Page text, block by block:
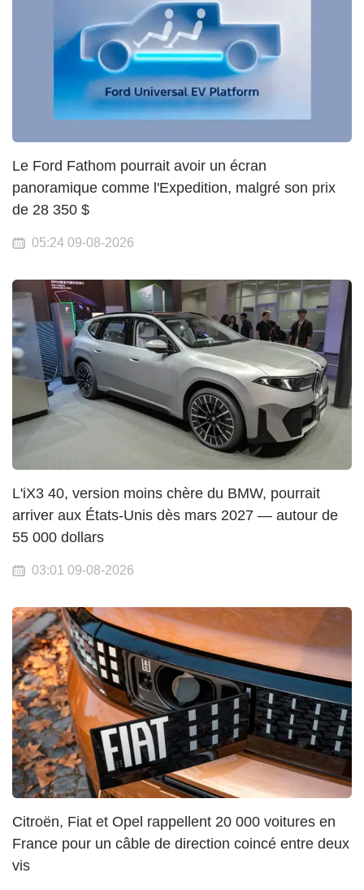
Le Ford Fathom pourrait avoir un écran
panoramique comme l'Expedition, malgré son prix
de 28 350 $
05:24 09-08-2026
L'iX3 40, version moins chère du BMW, pourrait
arriver aux États-Unis dès mars 2027 — autour de
55 000 dollars
03:01 09-08-2026
Citroën, Fiat et Opel rappellent 20 000 voitures en
France pour un câble de direction coincé entre deux
vis